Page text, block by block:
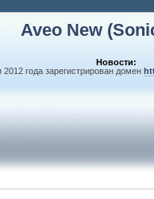
Aveo New
Новости:
2012 года зарегистрирован домен